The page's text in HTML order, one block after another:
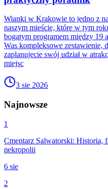
Wianki w Krakowie to jedno z
naszym mieście, które w tym
bogatym programem między 19
Was kompleksowe zestawienie,
zaplanujecie swój udział w
miejsc
3 sie 2026
Najnowsze
1
Cmentarz Salwatorski:
nekropolii
6 sie
2